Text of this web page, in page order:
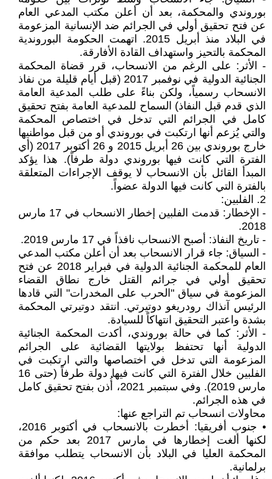
بوروندي والمحكمة، بعد أن أعلن مكتب المدعي العام
عن فتح تحقيق أولي في الجرائم ضد الإنسانية المزعومة
في البلاد منذ أبريل 2015. اتهمت الحكومة البوروندية
المحكمة بالتحيز واستهداف القادة الأفارقة.
- الأثر: على الرغم من الانسحاب، قرر قضاة المحكمة
الجنائية الدولية في نوفمبر 2017 (قبل أيام قليلة من نفاذ
الانسحاب رسمياً، ولكن بناءً على طلب المدعية العامة
الذي قدم قبل النفاذ) السماح للمدعية العامة بفتح تحقيق
كامل في الجرائم التي تدخل في اختصاص المحكمة
والتي يُزعم أنها ارتكبت في بوروندي أو من قبل مواطنيها
خارج بوروندي بين 26 أبريل 2015 و 26 أكتوبر 2017 (أي
الفترة التي كانت فيها بوروندي دولة طرفاً). هذا يؤكد
المبدأ القائل بأن الانسحاب لا يوقف الإجراءات المتعلقة
بالفترة التي كانت فيها الدولة عضواً.
2. الفلبين:
- الإخطار: قدمت الفلبين إخطار الانسحاب في 17 مارس
2018.
- تاريخ النفاذ: أصبح الانسحاب نافذاً في 17 مارس 2019.
- السياق: جاء قرار الانسحاب بعد أن أعلن مكتب المدعي
العام للمحكمة الجنائية الدولية في فبراير 2018 عن فتح
تحقيق أولي في جرائم القتل خارج نطاق القضاء
المزعومة في سياق "الحرب على المخدرات" التي قادها
الرئيس آنذاك رودريغو دوتيرتي. انتقد دوتيرتي المحكمة
بشدة واعتبر التحقيق انتهاكاً للسيادة.
- الأثر: كما في حالة بوروندي، أكدت المحكمة الجنائية
الدولية أنها تحتفظ بولايتها القضائية على الجرائم
المزعومة التي تدخل في اختصاصها والتي ارتكبت في
الفلبين خلال الفترة التي كانت فيها دولة طرفاً (حتى 16
مارس 2019). وفي سبتمبر 2021، أُذن بفتح تحقيق كامل
في هذه الجرائم.
محاولات انسحاب تم التراجع عنها:
• جنوب أفريقيا: أخطرت بالانسحاب في أكتوبر 2016،
لكنها ألغت إخطارها في مارس 2017 بعد حكم من
المحكمة العليا في البلاد بأن الانسحاب يتطلب موافقة
برلمانية.